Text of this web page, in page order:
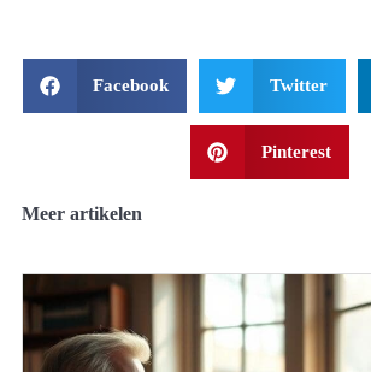
Facebook Twitter
Pinterest
Meer artikelen